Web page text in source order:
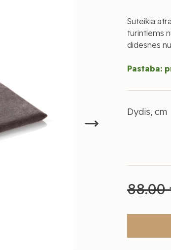
Suteikia
turintiems
didesnes
Pastaba:
Dydis, cm
88.00